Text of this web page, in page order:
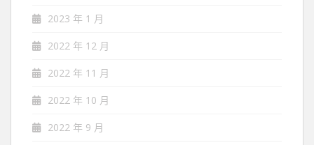
2023 年 1 月
2022 年 12 月
2022 年 11 月
2022 年 10 月
2022 年 9 月